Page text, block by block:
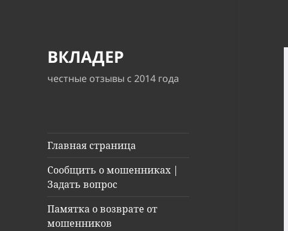
ВКЛАДЕР
честные отзывы с 2014 года
Главная страница
Сообщить о мошенниках |
Задать вопрос
Памятка о возврате от
мошенников